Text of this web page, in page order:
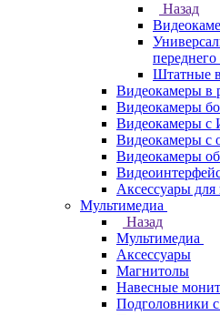
Назад
переднего
Штатные
Видеокамеры в
Видеокамеры
Видеокамеры с
Видеокамеры с
Видеокамеры
Аксессуары для
Мультимедиа
Назад
Мультимедиа
Аксессуары
Магнитолы
Навесные
Подголовники